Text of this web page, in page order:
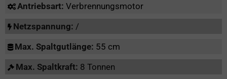
Antriebsart: Verbrennungsmotor
Netzspannung: /
Max. Spaltgutlänge: 55 cm
Max. Spaltkraft: 8 Tonnen